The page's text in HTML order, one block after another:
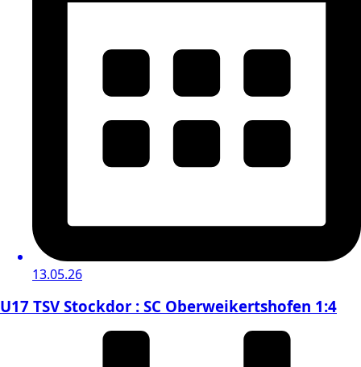
13.05.26
U17 TSV Stockdor : SC Oberweikertshofen 1:4